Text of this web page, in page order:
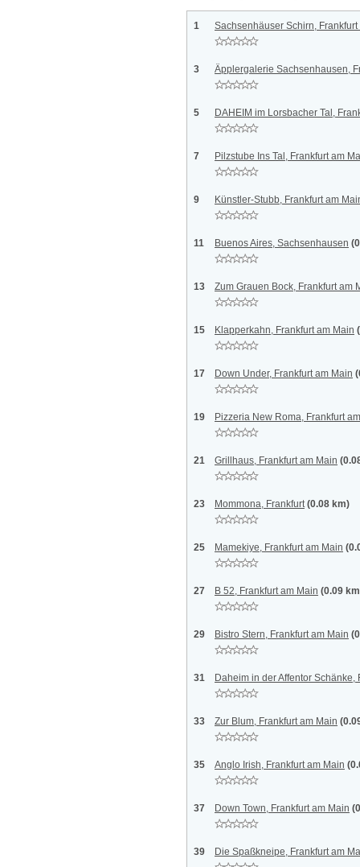
1 Sachsenhäuser Schirn, Frankfurt
3 Äpplergalerie Sachsenhausen,
5 DAHEIM im Lorsbacher Tal,
7 Pilzstube Ins Tal, Frankfurt am
9 Künstler-Stubb, Frankfurt am
11 Buenos Aires, Sachsenhausen
13 Zum Grauen Bock, Frankfurt am
15 Klapperkahn, Frankfurt am Main
17 Down Under, Frankfurt am Main
19 Pizzeria New Roma, Frankfurt
21 Grillhaus, Frankfurt am Main
23 Mommona, Frankfurt (0.08 km)
25 Mamekiye, Frankfurt am Main
27 B 52, Frankfurt am Main (0.09
29 Bistro Stern, Frankfurt am Main
31 Daheim in der Affentor Schänke,
33 Zur Blum, Frankfurt am Main
35 Anglo Irish, Frankfurt am Main
37 Down Town, Frankfurt am Main
39 Die Spaßkneipe, Frankfurt am